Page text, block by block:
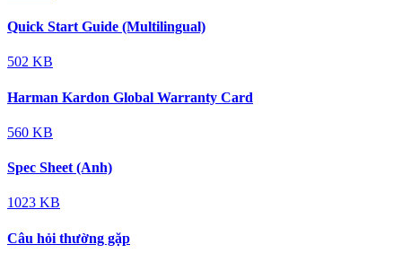
Quick Start Guide (Multilingual)
502 KB
Harman Kardon Global Warranty Card
560 KB
Spec Sheet (Anh)
1023 KB
Câu hỏi thường gặp